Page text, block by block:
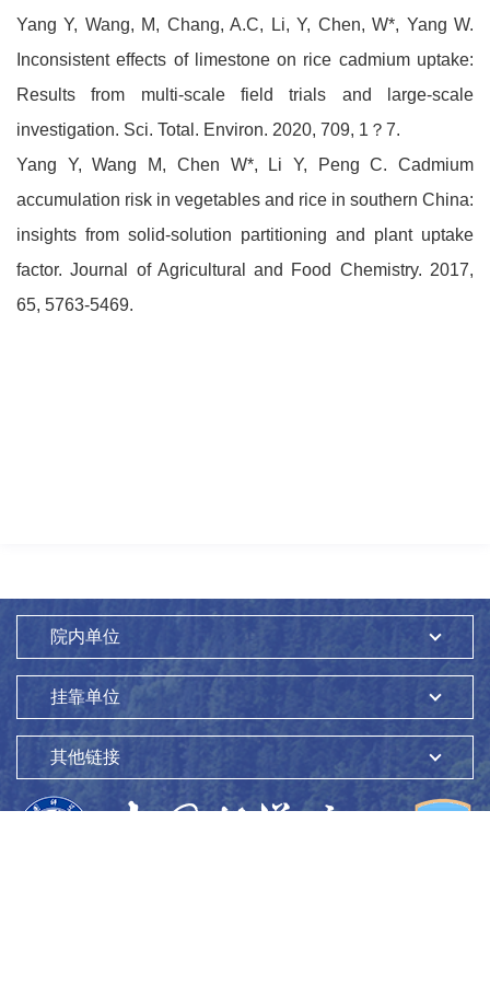
Yang Y, Wang, M, Chang, A.C, Li, Y, Chen, W*, Yang W.
Inconsistent effects of limestone on rice cadmium uptake:
Results from multi-scale field trials and large-scale
investigation. Sci. Total. Environ. 2020, 709, 1？7.
Yang Y, Wang M, Chen W*, Li Y, Peng C. Cadmium
accumulation risk in vegetables and rice in southern China:
insights from solid-solution partitioning and plant uptake
factor. Journal of Agricultural and Food Chemistry. 2017,
65, 5763-5469.
院内单位
挂靠单位
其他链接